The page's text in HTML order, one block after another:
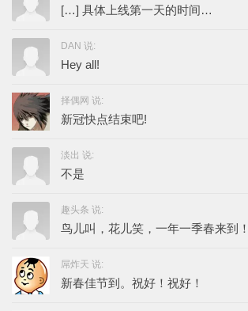
[…] 具体上线第一天的时间…
DAN 说:
Hey all!
择偶网 说:
新冠快点结束吧!
淡出 说:
不是
趣头条 说:
鸟儿叫，花儿笑，一年一季春来到！
屌炸天 说:
新春佳节到。祝好！祝好！